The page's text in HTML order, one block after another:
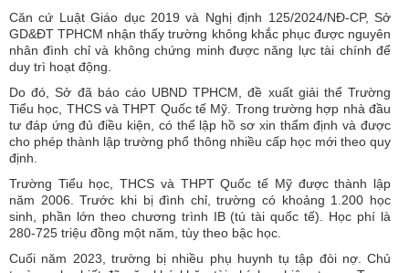
Căn cứ Luật Giáo dục 2019 và Nghị định 125/2024/NĐ-CP, Sở
GD&ĐT TPHCM nhận thấy trường không khắc phục được nguyên
nhân đình chỉ và không chứng minh được năng lực tài chính để
duy trì hoạt động.
Do đó, Sở đã báo cáo UBND TPHCM, đề xuất giải thể Trường
Tiểu học, THCS và THPT Quốc tế Mỹ. Trong trường hợp nhà đầu
tư đáp ứng đủ điều kiện, có thể lập hồ sơ xin thẩm định và được
cho phép thành lập trường phổ thông nhiều cấp học mới theo quy
định.
Trường Tiểu học, THCS và THPT Quốc tế Mỹ được thành lập
năm 2006. Trước khi bị đình chỉ, trường có khoảng 1.200 học
sinh, phần lớn theo chương trình IB (tú tài quốc tế). Học phí là
280-725 triệu đồng một năm, tùy theo bậc học.
Cuối năm 2023, trường bị nhiều phụ huynh tụ tập đòi nợ. Chủ